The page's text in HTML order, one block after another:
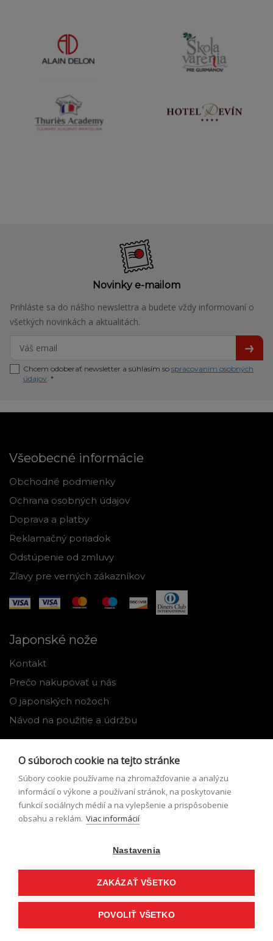
Novinky e-mailom
Prihláste sa do nášho newslettra a budete vždy informovaní o
všetkých novinkách a aktualitách.
Chcem odoberať newsletter a súhlasím so spracovaním osobných
údajov. *
Všeobecné informácie
Obchodné podmienky
Ochrana osobných údajov
Doprava a platby
Reklamačný poriadok
Odstúpenie od zmluvy
Zľavy pre verných zákazníkov
Japonské nože
Kontakt
Prečo nakupovať u nás
O japonských nožoch
Návod na použitie a údržbu
Môj profil
Zabudnuté heslo
Formulár pre odstúpenie od zmluvy
O súboroch cookie na tejto stránke
Súbory cookie používame na zhromažďovanie a analýzu
informácií o výkone a používaní stránok, na poskytovanie
funkcií sociálnych médií a na vylepšenie a prispôsobenie
obsahu a reklám. Viac informácií
Nastavenia
ZAKÁZAŤ VŠETKO
POVOLIŤ VŠETKO